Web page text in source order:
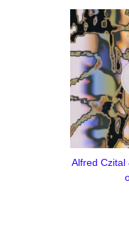
Alfred Czital